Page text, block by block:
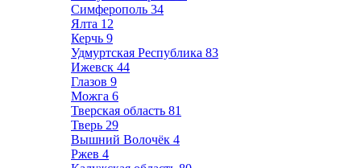
Симферополь 34
Ялта 12
Керчь 9
Удмуртская Республика 83
Ижевск 44
Глазов 9
Можга 6
Тверская область 81
Тверь 29
Вышний Волочёк 4
Ржев 4